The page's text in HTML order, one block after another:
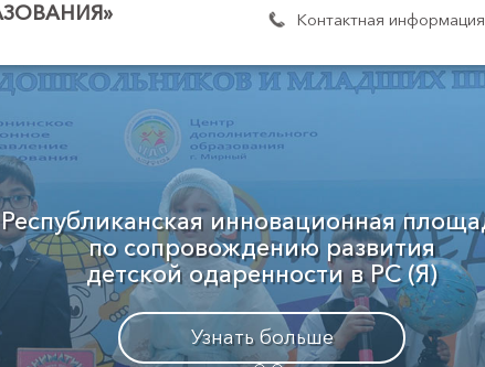
Контактная информация
Муниципальный опорный центр
Мирнинского района
Узнать больше